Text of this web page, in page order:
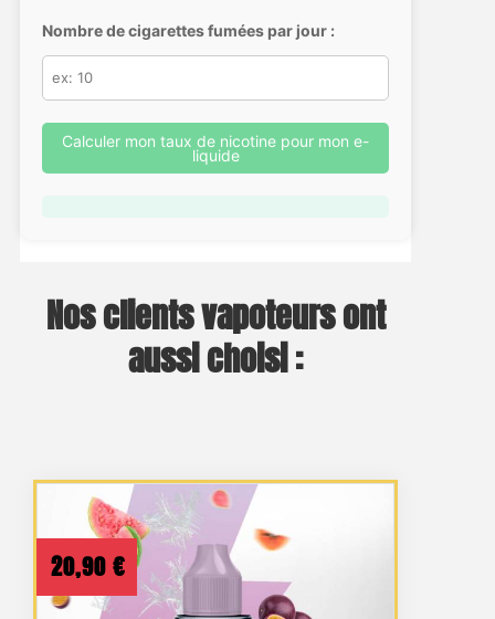
Nombre de cigarettes fumées par jour :
Calculer mon taux de nicotine pour mon e-
liquide
Nos clients vapoteurs ont
aussi choisi :
20,90 €